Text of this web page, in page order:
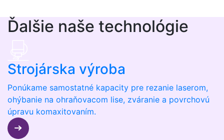
Ďalšie naše technológie
Strojárska výroba
Ponúkame samostatné kapacity pre rezanie laserom,
ohýbanie na ohraňovacom lise, zváranie a povrchovú
úpravu komaxitovaním.